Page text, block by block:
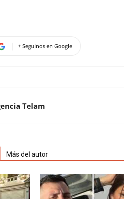
+ Seguinos en Google
Telam
Más del autor